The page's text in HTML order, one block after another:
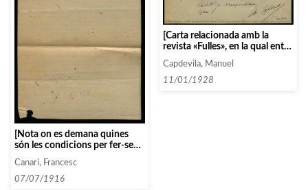
[Nota on es demana quines
són les condicions per fer-se
soci de l’Associació de Música
«Da Camera»]
Canari, Francesc
07/07/1916
[Carta relacionada amb la
revista «Fulles», en la qual entre
altres coses, pregunta si sap
d’alguna activitat per a tenir
ingressos]
Capdevila, Manuel
11/01/1928